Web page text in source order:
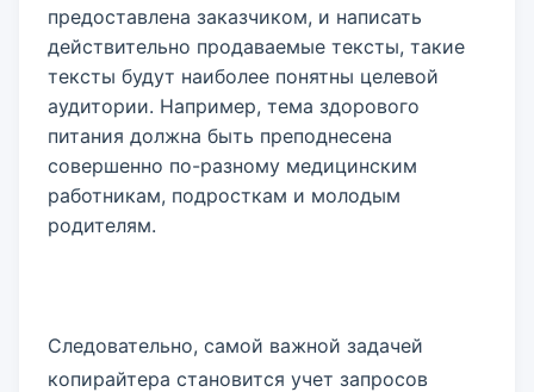
предоставлена заказчиком, и написать
действительно продаваемые тексты, такие
тексты будут наиболее понятны целевой
аудитории. Например, тема здорового
питания должна быть преподнесена
совершенно по-разному медицинским
работникам, подросткам и молодым
родителям.
Следовательно, самой важной задачей
копирайтера становится учет запросов